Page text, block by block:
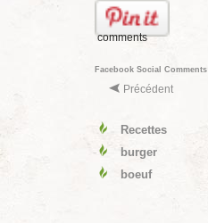
comments
Facebook Social Comments
Précédent
Recettes
burger
boeuf